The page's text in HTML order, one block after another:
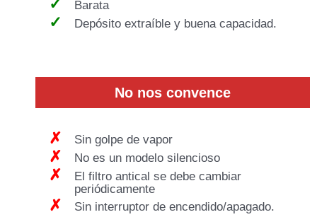
Barata
Depósito extraíble y buena capacidad.
No nos convence
Sin golpe de vapor
No es un modelo silencioso
El filtro antical se debe cambiar
periódicamente
Sin interruptor de encendido/apagado.